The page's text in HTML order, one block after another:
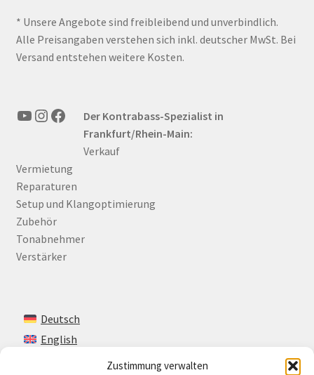
Zustimmung verwalten
* Unsere Angebote sind freibleibend und unverbindlich.
Alle Preisangaben verstehen sich inkl. deutscher MwSt. Bei
Versand entstehen weitere Kosten.
YouTube
Instagram
FacebookDer Kontrabass-Spezialist in
Frankfurt/Rhein-Main:
Verkauf
Vermietung
Reparaturen
Setup und Klangoptimierung
Zubehör
Tonabnehmer
Verstärker
Deutsch
English